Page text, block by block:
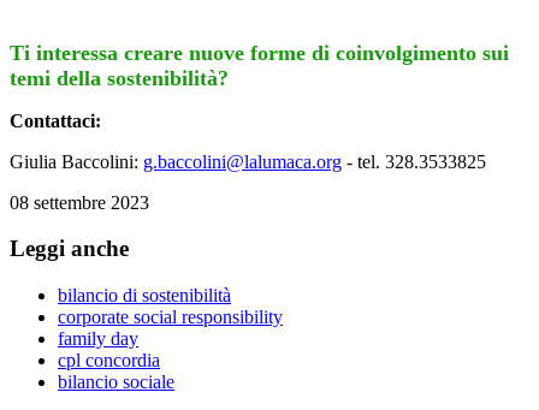
Ti interessa creare nuove forme di coinvolgimento sui
temi della sostenibilità?
Contattaci:
Giulia Baccolini: g.baccolini@lalumaca.org - tel. 328.3533825
08 settembre 2023
Leggi anche
bilancio di sostenibilità
corporate social responsibility
family day
cpl concordia
bilancio sociale